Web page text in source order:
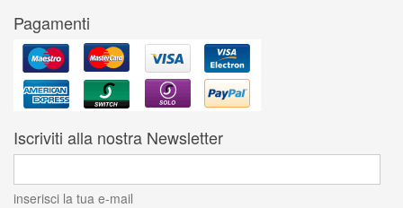
Pagamenti
Iscriviti alla nostra Newsletter
inserisci la tua e-mail